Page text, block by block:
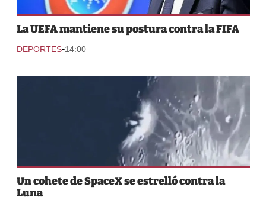
La UEFA mantiene su postura contra la FIFA
DEPORTES-14:00
Un cohete de SpaceX se estrelló contra la
Luna